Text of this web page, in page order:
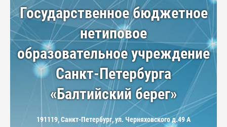
Государственное бюджетное
нетиповое
образовательное учреждение
Санкт-Петербурга
«Балтийский берег»
191119, Санкт-Петербург, ул. Черняховского д.49 А